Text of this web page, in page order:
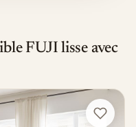
FUJI lisse avec